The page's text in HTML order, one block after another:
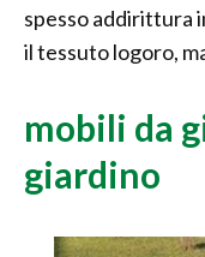
spesso addirittura
il tessuto logoro,
mobili da
giardino